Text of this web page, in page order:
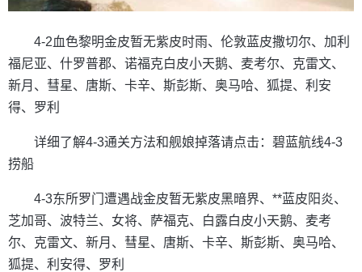
4-2血色黎明金皮暂无紫皮时雨、伦敦蓝皮撒切尔、加利
福尼亚、什罗普郡、诺福克白皮小天鹅、麦考尔、克雷文、
新月、彗星、唐斯、卡辛、斯彭斯、奥马哈、狐提、利安
得、罗利
详细了解4-3通关方法和舰娘掉落请点击：碧蓝航线4-3
捞船
4-3东所罗门遭遇战金皮暂无紫皮黑暗界、**蓝皮阳炎、
芝加哥、波特兰、女将、萨福克、白露白皮小天鹅、麦考
尔、克雷文、新月、彗星、唐斯、卡辛、斯彭斯、奥马哈、
狐提、利安得、罗利